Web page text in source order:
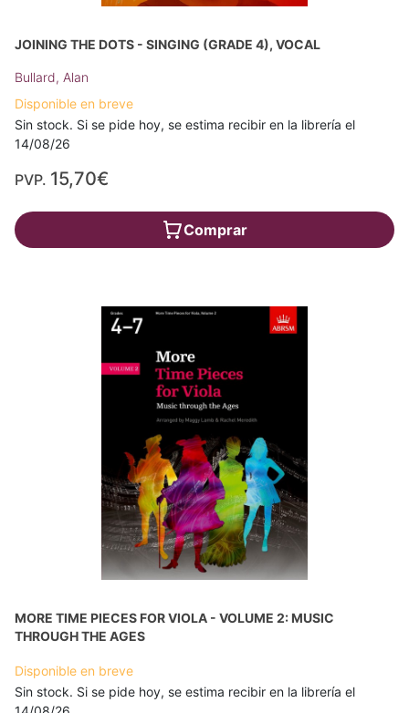
JOINING THE DOTS - SINGING (GRADE 4), VOCAL
Bullard, Alan
Disponible en breve
Sin stock. Si se pide hoy, se estima recibir en la librería el
14/08/26
PVP. 15,70€
Comprar
MORE TIME PIECES FOR VIOLA - VOLUME 2: MUSIC
THROUGH THE AGES
Disponible en breve
Sin stock. Si se pide hoy, se estima recibir en la librería el